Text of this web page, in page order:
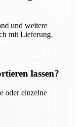
und weitere
mit Lieferung.
lassen?
oder einzelne